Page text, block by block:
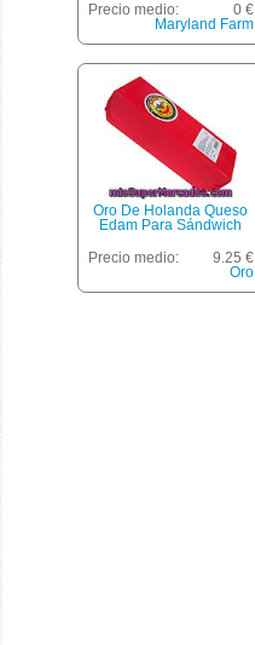
Precio medio:
0 €
Maryland Farm
Oro De Holanda Queso
Edam Para Sándwich
Precio medio:
9.25 €
Oro